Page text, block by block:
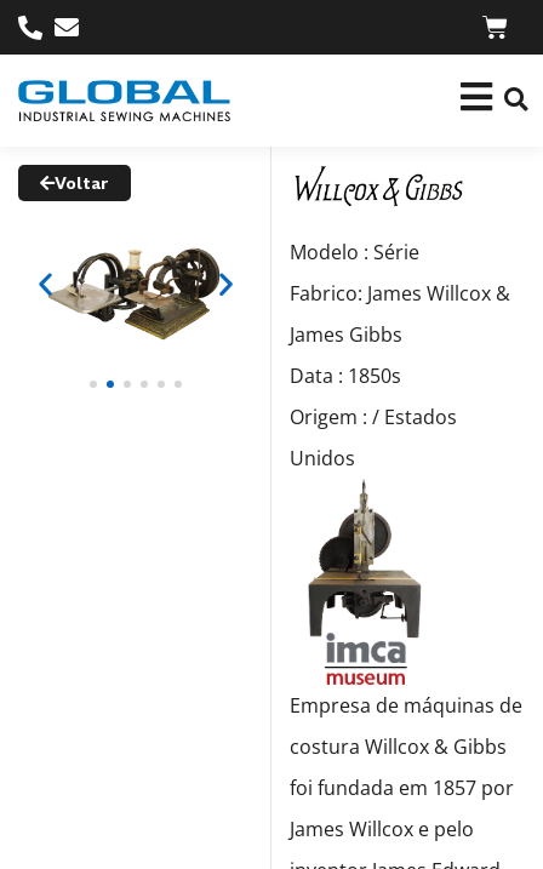
Voltar
Modelo : Série
Fabrico: James Willcox &
James Gibbs
Data : 1850s
Origem : / Estados
Unidos
Empresa de máquinas de
costura Willcox & Gibbs
foi fundada em 1857 por
James Willcox e pelo